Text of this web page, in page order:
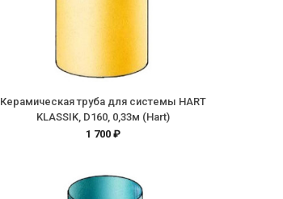
Керамическая труба для системы HART
KLASSIK, D160, 0,33м (Hart)
1 700 ₽